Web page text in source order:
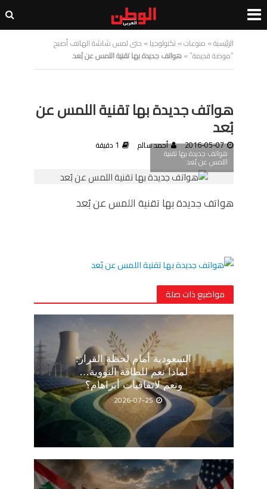
الرئيسية» منوعات»تكنولوجيا» حتى لمس شاشة الهاتف أصبح
“موضة قديمة”»هواتف جديدة بها تقنية اللمس عن بُعد
هواتف جديدة بها تقنية اللمس عن
بُعد
2016-05-07 أحمد سالم 1 دقيقة
هواتف جديدة بها تقنية
اللمس عن بُعد
هواتف جديدة بها تقنية اللمس عن بُعد
مواضيع ذات صلة
السعودية أمام لحظة القرار:
لماذا نعم للطاقة النووية…
ونعم لاتفاقيات أبراهام؟
2026-07-25